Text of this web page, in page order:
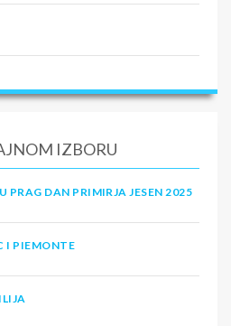
IZBORU
PRAG DAN PRIMIRJA JESEN 2025
I PIEMONTE